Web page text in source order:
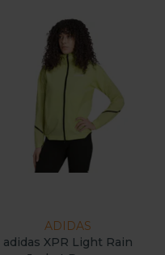
ADIDAS
adidas XPR Light Rain